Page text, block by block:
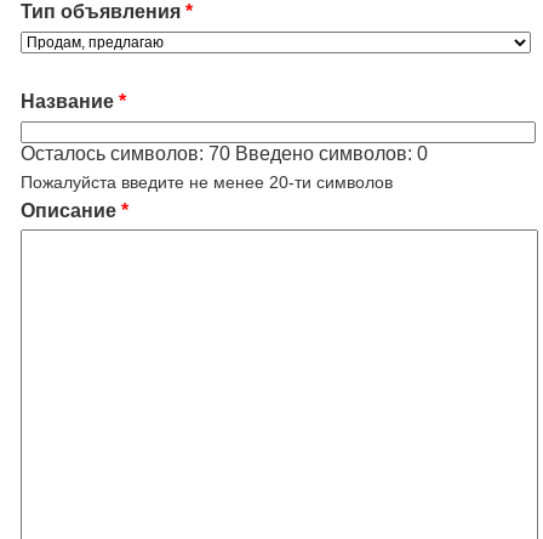
Тип объявления *
Название *
Осталось символов: 70 Введено символов: 0
Пожалуйста введите не менее 20-ти символов
Описание *